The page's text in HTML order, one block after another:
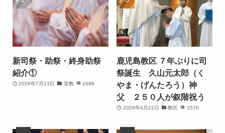
新司祭・助祭・終身助祭
紹介①
2026年7月13日 宣教 1688
鹿児島教区 ７年ぶりに司
祭誕生 久山元太郎（く
やま・げんたろう）神
父 ２５０人が叙階祝う
2026年4月22日 教区 1570